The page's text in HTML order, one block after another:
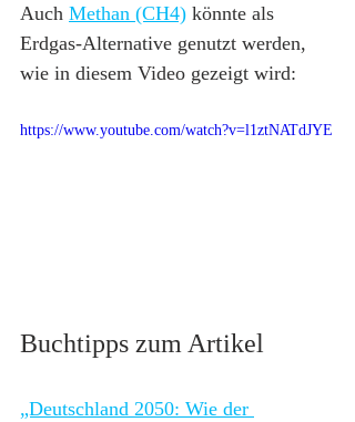
Auch Methan (CH4) könnte als
Erdgas-Alternative genutzt werden,
wie in diesem Video gezeigt wird:
https://www.youtube.com/watch?v=l1ztNATdJYE
Buchtipps zum Artikel
„Deutschland 2050: Wie der